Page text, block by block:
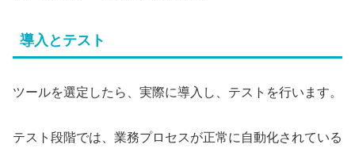
導入とテスト
ツールを選定したら、実際に導入し、テストを行います。
テスト段階では、業務プロセスが正常に自動化されている